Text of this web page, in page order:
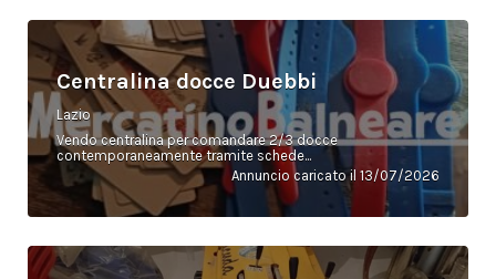
Centralina docce Duebbi
Lazio
Vendo centralina per comandare 2/3 docce
contemporaneamente tramite schede...
Annuncio caricato il 13/07/2026